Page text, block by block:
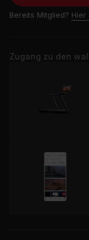
Bereits Mitglied? Hier
Zugang zu den